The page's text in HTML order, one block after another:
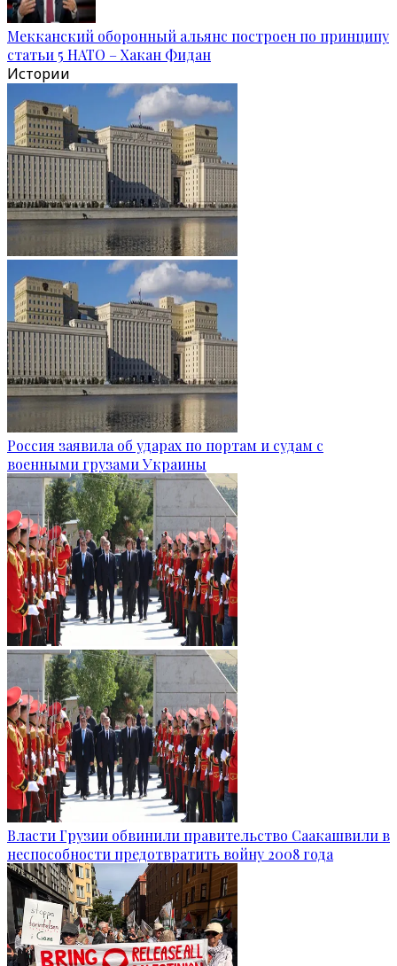
Мекканский оборонный альянс построен по принципу
статьи 5 НАТО – Хакан Фидан
Истории
Россия заявила об ударах по портам и судам с
военными грузами Украины
Власти Грузии обвинили правительство Саакашвили в
неспособности предотвратить войну 2008 года